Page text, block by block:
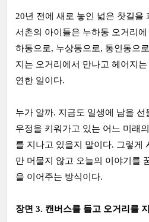
20년 전에 새로 놓인 넓은 찻길을
서촌의 아이들은 누하동 오거리
하동으로, 누상동으로, 통인동으
지는 오거리에서 만나고 헤어지
연한 일이다.
누가 알까. 지금도 일생에 남을 선
우정을 키워가고 있는 어느 미래
를 지나고 있을지 말이다. 그렇게
만 머물지 않고 오늘의 이야기를
을 이어주는 방식이다.
장면 3. 캔버스를 들고 오거리를